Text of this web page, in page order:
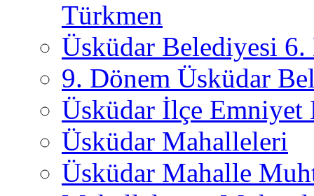
Türkmen
Üsküdar Belediyesi 6.
9. Dönem Üsküdar
Üsküdar İlçe
Üsküdar Mahalleleri
Üsküdar Mahalle